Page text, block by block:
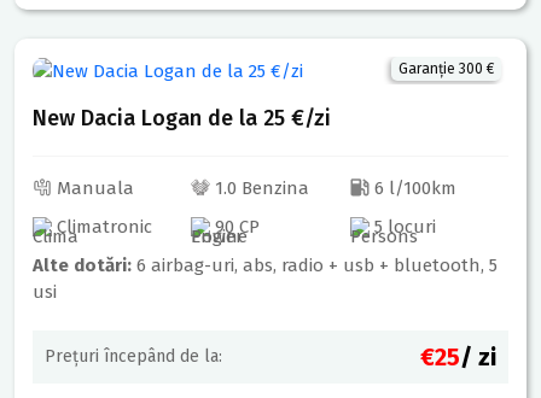
Garanție 300 €
New Dacia Logan de la 25 €/zi
Manuala 1.0 Benzina
6 l/100km
Climatronic
90 CP
5 locuri
Alte dotări: 6 airbag-uri, abs, radio + usb + bluetooth, 5
usi
Prețuri începând de la: €25/ zi